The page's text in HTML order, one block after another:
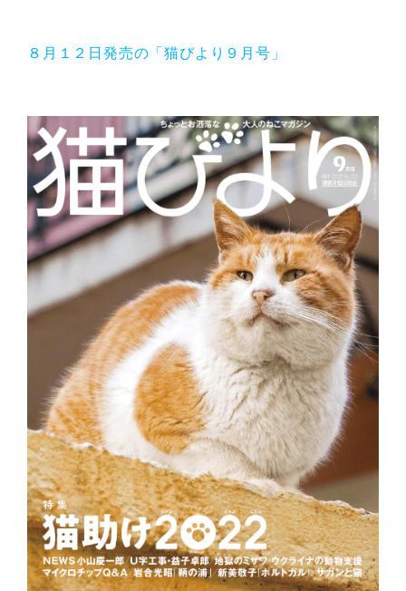
８月１２日発売の「猫びより９月号」